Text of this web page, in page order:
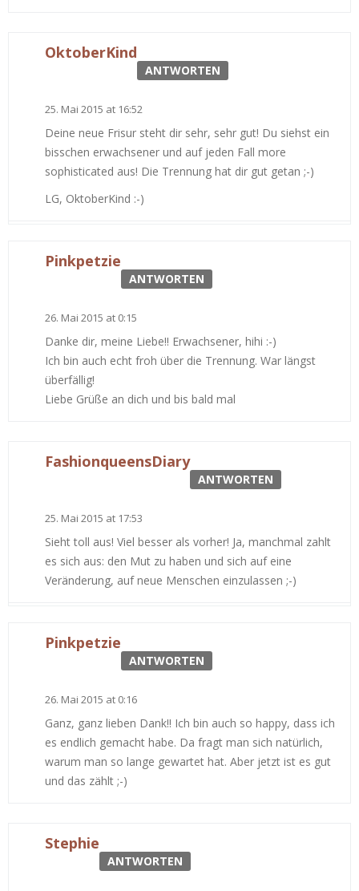
OktoberKind
ANTWORTEN
25. Mai 2015 at 16:52
Deine neue Frisur steht dir sehr, sehr gut! Du siehst ein
bisschen erwachsener und auf jeden Fall more
sophisticated aus! Die Trennung hat dir gut getan ;-)
LG, OktoberKind :-)
Pinkpetzie
ANTWORTEN
26. Mai 2015 at 0:15
Danke dir, meine Liebe!! Erwachsener, hihi :-)
Ich bin auch echt froh über die Trennung. War längst
überfällig!
Liebe Grüße an dich und bis bald mal
FashionqueensDiary
ANTWORTEN
25. Mai 2015 at 17:53
Sieht toll aus! Viel besser als vorher! Ja, manchmal zahlt
es sich aus: den Mut zu haben und sich auf eine
Veränderung, auf neue Menschen einzulassen ;-)
Pinkpetzie
ANTWORTEN
26. Mai 2015 at 0:16
Ganz, ganz lieben Dank!! Ich bin auch so happy, dass ich
es endlich gemacht habe. Da fragt man sich natürlich,
warum man so lange gewartet hat. Aber jetzt ist es gut
und das zählt ;-)
Stephie
ANTWORTEN